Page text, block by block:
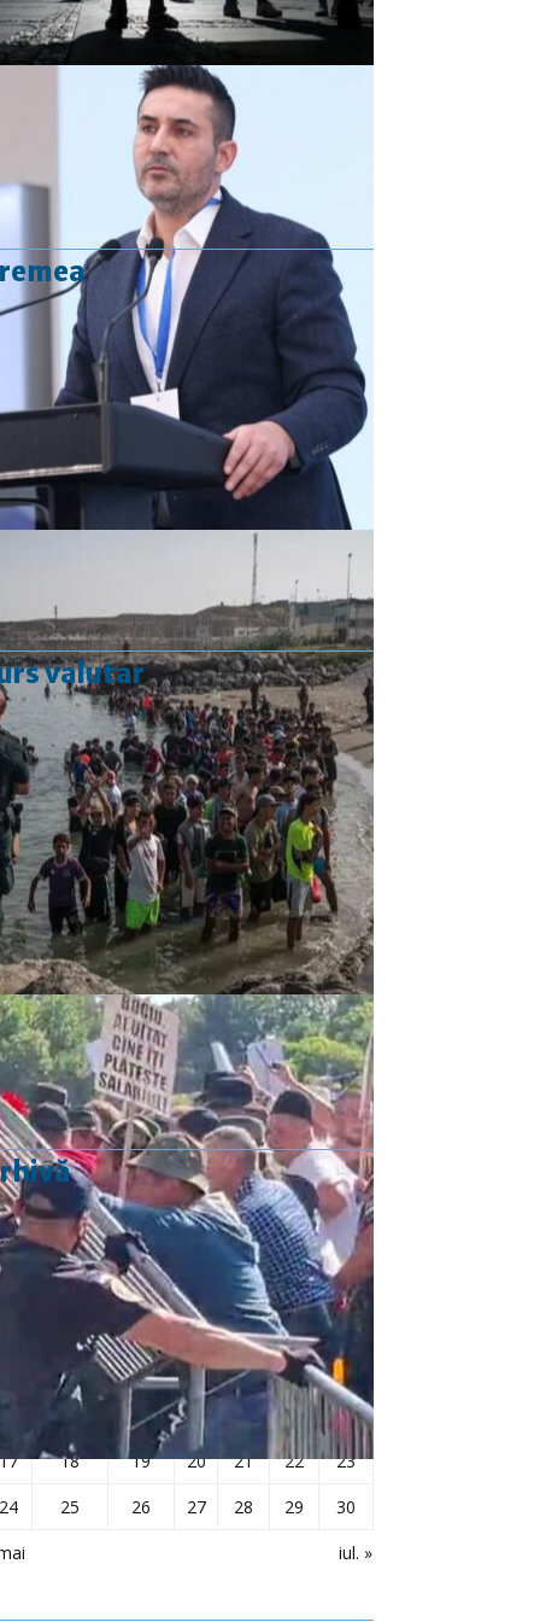
valutar
Curs valutar: 05 Aug 2026
EUR: 5,2489 RON
-0,0008 ▼
USD: 4,5480 RON
-0,0144 ▼
CHF : 5,6210 RON
-0,0093 ▼
GBP : 6,1244 RON
-0,0074 ▼
Convertor valutar
»
Rezultat: -
iunie 2019
Ma Mi V S D
iul. »
1
2
4 5 6 7
9
10
12 13 15
16
18 19 20 21 22
23
24
25 26 27 28 29 30